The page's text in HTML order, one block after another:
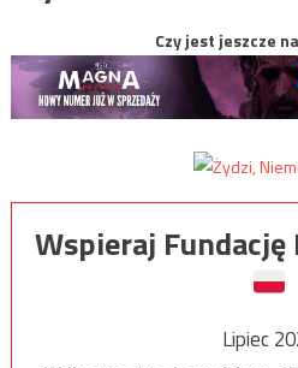
Czy jest jeszcze
Wspieraj
Lipiec